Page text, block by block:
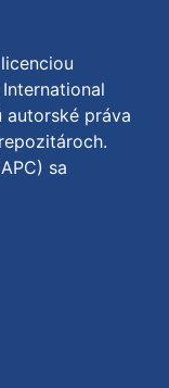
autorské práva
sa